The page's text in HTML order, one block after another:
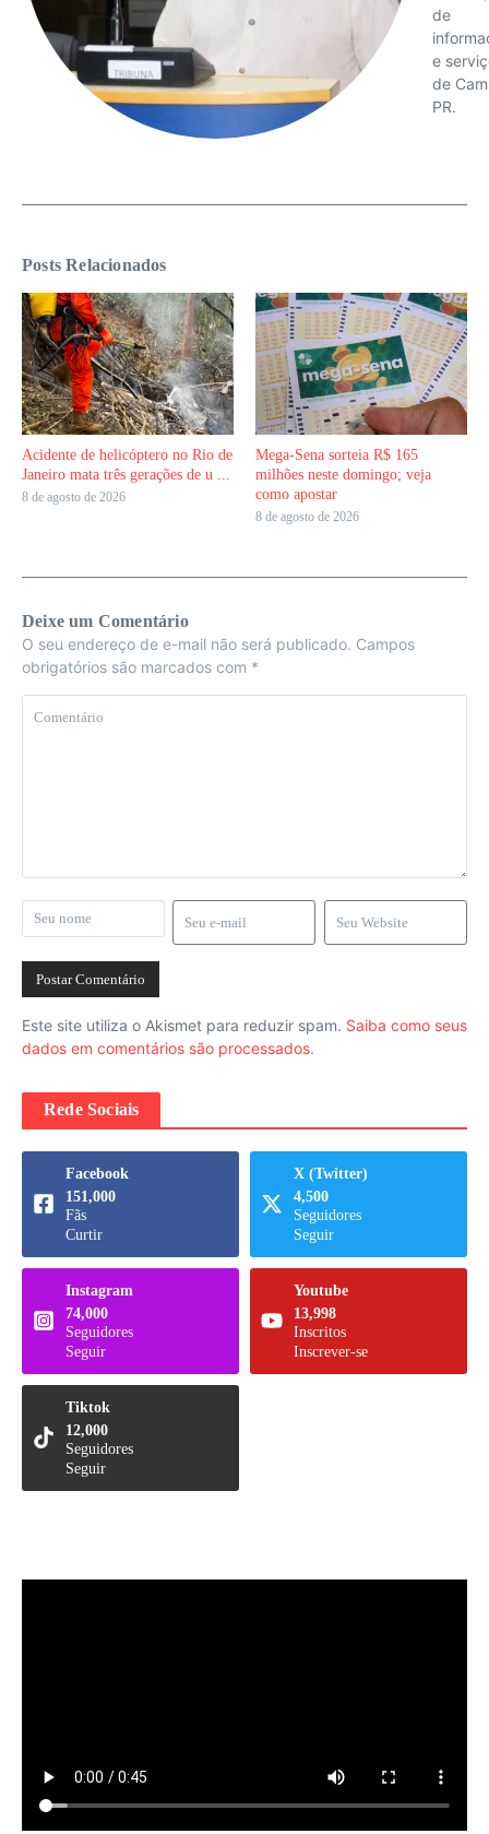
de
e
de
PR.
Posts Relacionados
Acidente de helicóptero no Rio de
Janeiro mata três gerações de u ...
8 de agosto de 2026
Mega-Sena sorteia R$ 165
milhões neste domingo; veja
como apostar
8 de agosto de 2026
Deixe um Comentário
O seu endereço de e-mail não será publicado. Campos
obrigatórios são marcados com *
Este site utiliza o Akismet para reduzir spam. Saiba como seus
dados em comentários são processados.
Rede Sociais
Facebook
151,000
Fãs
Curtir
X (Twitter)
4,500
Seguidores
Seguir
Instagram
74,000
Seguidores
Seguir
Youtube
13,998
Inscritos
Inscrever-se
Tiktok
12,000
Seguidores
Seguir